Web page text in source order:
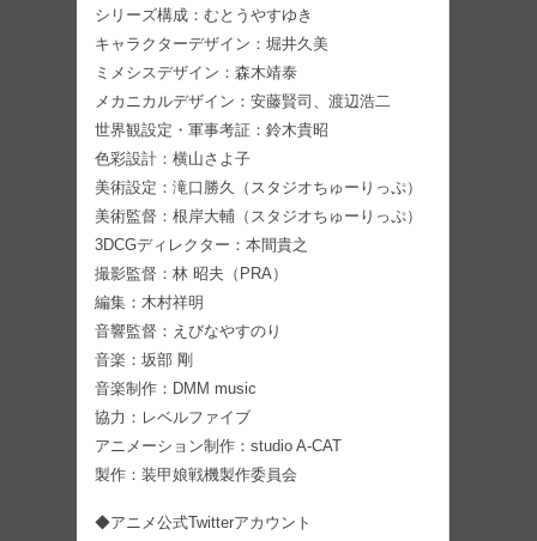
シリーズ構成：むとうやすゆき
キャラクターデザイン：堀井久美
ミメシスデザイン：森木靖泰
メカニカルデザイン：安藤賢司、渡辺浩二
世界観設定・軍事考証：鈴木貴昭
色彩設計：横山さよ子
美術設定：滝口勝久（スタジオちゅーりっぷ）
美術監督：根岸大輔（スタジオちゅーりっぷ）
3DCGディレクター：本間貴之
撮影監督：林 昭夫（PRA）
編集：木村祥明
音響監督：えびなやすのり
音楽：坂部 剛
音楽制作：DMM music
協力：レベルファイブ
アニメーション制作：studio A-CAT
製作：装甲娘戦機製作委員会
◆アニメ公式Twitterアカウント